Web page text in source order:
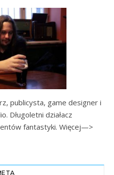
publicysta, game designer i
Długoletni działacz
fantastyki. Więcej—>